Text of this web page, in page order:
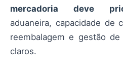
mercadoria deve
aduaneira, capacidade de
reembalagem e gestão
claros.